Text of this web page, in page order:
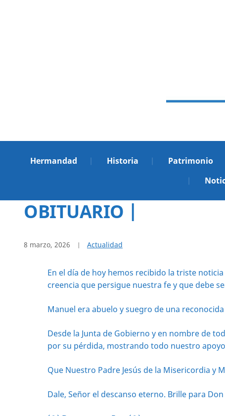
Hermandad Historia Patrimonio
OBITUARIO |
8 marzo, 2026 Actualidad
En el día de hoy hemos recibido la triste
creencia que persigue nuestra fe y que debe
Manuel era abuelo y suegro de una
Desde la Junta de Gobierno y en nombre de
por su pérdida, mostrando todo nuestro
Que Nuestro Padre Jesús de la Misericordia y
Dale, Señor el descanso eterno. Brille para